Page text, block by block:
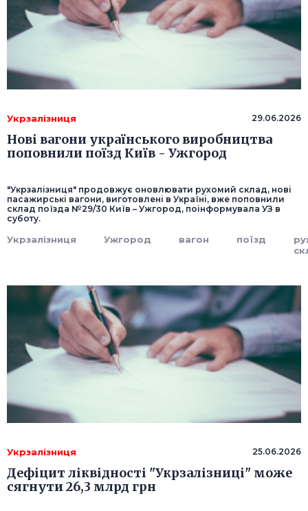
Укрзалізниця 29.06.2026
Нові вагони українського виробництва
поповнили поїзд Київ - Ужгород
"Укрзалізниця" продовжує оновлювати рухомий склад, нові
пасажирські вагони, виготовлені в Україні, вже поповнили
склад поїзда №29/30 Київ – Ужгород, поінформувала УЗ в
суботу.
Укрзалізниця Ужгород вагон поїзд
Укрзалізниця 25.06.2026
Дефіцит ліквідності "Укрзалізниці" може
сягнути 26,3 млрд грн